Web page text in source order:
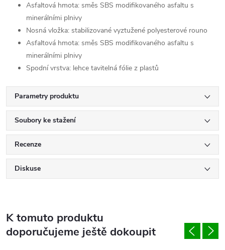
Asfaltová hmota: směs SBS modifikovaného asfaltu s
minerálními plnivy
Nosná vložka: stabilizované vyztužené polyesterové rouno
Asfaltová hmota: směs SBS modifikovaného asfaltu s
minerálními plnivy
Spodní vrstva: lehce tavitelná fólie z plastů
Parametry produktu
Soubory ke stažení
Recenze
Diskuse
K tomuto produktu
doporučujeme ještě dokoupit